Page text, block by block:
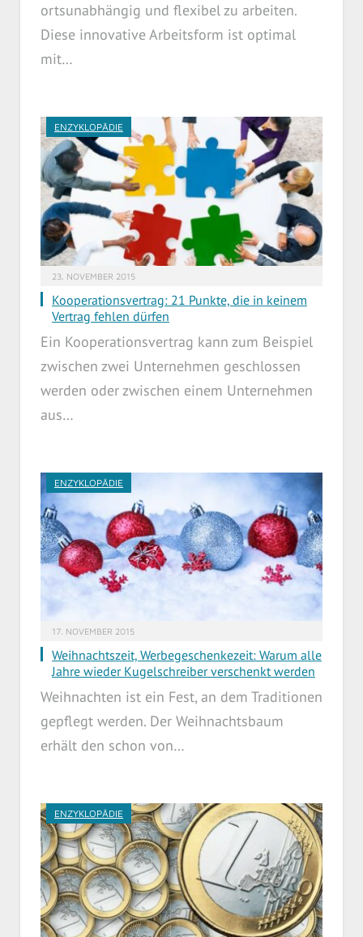
ortsunabhängig und flexibel zu arbeiten.
Diese innovative Arbeitsform ist optimal
mit…
ENZYKLOPÄDIE
23. NOVEMBER 2015
Kooperationsvertrag: 21 Punkte, die in keinem
Vertrag fehlen dürfen
Ein Kooperationsvertrag kann zum Beispiel
zwischen zwei Unternehmen geschlossen
werden oder zwischen einem Unternehmen
aus…
ENZYKLOPÄDIE
17. NOVEMBER 2015
Weihnachtszeit, Werbegeschenkezeit: Warum alle
Jahre wieder Kugelschreiber verschenkt werden
Weihnachten ist ein Fest, an dem Traditionen
gepflegt werden. Der Weihnachtsbaum
erhält den schon von…
ENZYKLOPÄDIE